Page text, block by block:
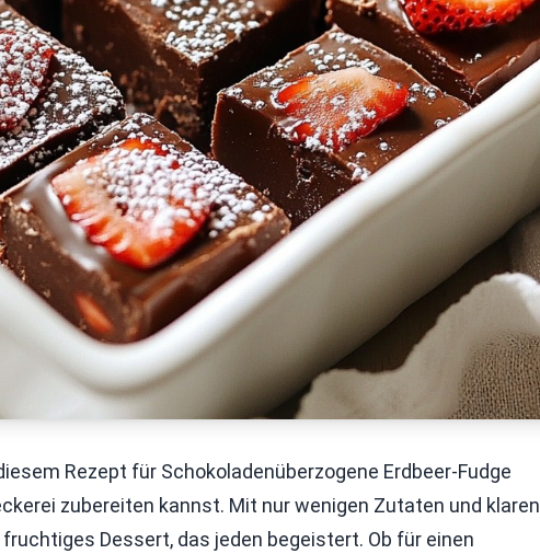
Rezept für Schokoladenüberzogene Erdbeer-Fudge
zubereiten kannst. Mit nur wenigen Zutaten und klaren
Dessert, das jeden begeistert. Ob für einen